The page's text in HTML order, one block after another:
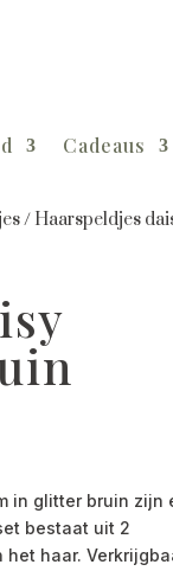
Cadeaus
/ Haarspeldjes
in glitter bruin zijn
bestaat uit 2
haar.